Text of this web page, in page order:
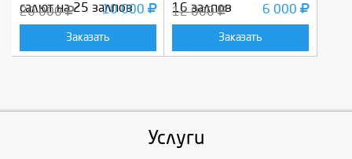
салют на 25 залпов
20 000 10 000
Заказать
16 залпов
12 000 6 000
Заказать
Услуги